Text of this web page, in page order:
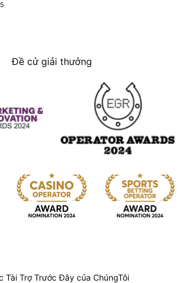
Đề cử giải thưởng
Tài Trợ Trước Đây của ChúngTôi